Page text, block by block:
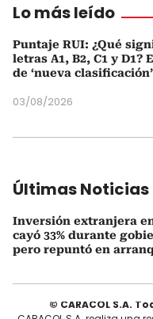
Lo más leído
Puntaje RUI: ¿Qué
letras A1, B2, C1 y D1?
de ‘nueva clasificación’
03/08/2026
Últimas Noticias
Inversión extranjera
cayó 33% durante
pero repuntó en
© CARACOL S.A.